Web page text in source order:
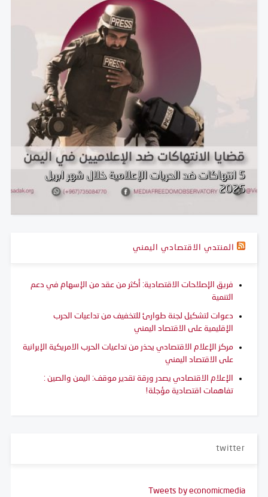
5 انتهاكات ضد الحريات الإعلامية خلال شهر ابريل
2025
المنتدي الاقتصادي اليمني
فريق الإصلاحات الاقتصادية: أكثر من عقد من الإسهام في دعم
التنمية
دعوات لتشكيل لجنة طوارئ للتخفيف من تداعيات الحرب
الإقليمية على الاقتصاد اليمني
مركز الإعلام الاقتصادي يحذر من تداعيات الحرب الامريكية الإيرانية
على الاقتصاد اليمني
الإعلام الاقتصادي يصدر ورقة تقدير موقف: اليمن والصين :
تفاهمات اقتصادية مؤجلة!
twitter
Tweets by economicmedia